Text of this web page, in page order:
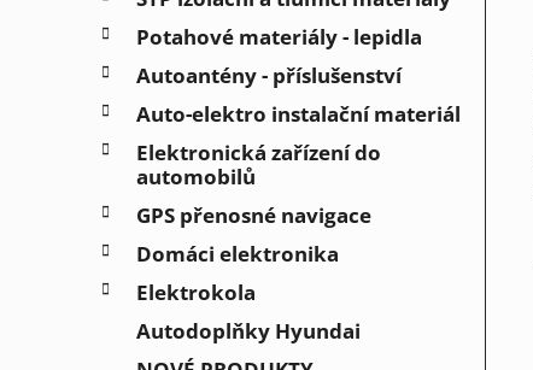
Potahové materiály - lepidla
Autoantény - příslušenství
Auto-elektro instalační materiál
Elektronická zařízení do
automobilů
GPS přenosné navigace
Domáci elektronika
Elektrokola
Autodoplňky Hyundai